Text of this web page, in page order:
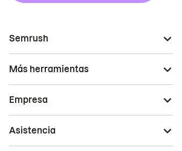
Semrush
Más herramientas
Empresa
Asistencia